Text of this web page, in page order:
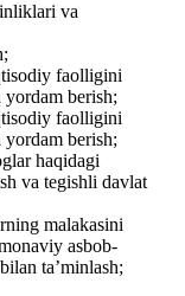
va
faolligini
berish;
faolligini
berish;
haqidagi
va tegishli davlat
malakasini
asbob-
ta’minlash;